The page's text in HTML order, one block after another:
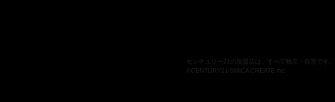
センチュリー21の加盟店は、すべて独立・自営です。
©CENTURY21 SMICA CREATE Inc.